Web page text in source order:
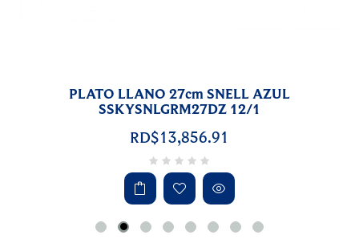
PLATO LLANO 27cm SNELL AZUL
SSKYSNLGRM27DZ 12/1
RD$13,856.91